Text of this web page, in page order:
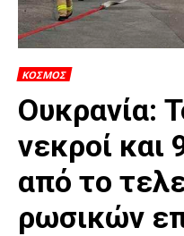
ΚΟΣΜΟΣ
Ουκρανία:
νεκροί και
από το
ρωσικών